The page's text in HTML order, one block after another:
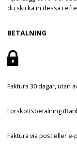
du skicka in dessa i
BETALNING
Faktura 30 dagar, utan
Förskottsbetalning
Faktura via post eller e-